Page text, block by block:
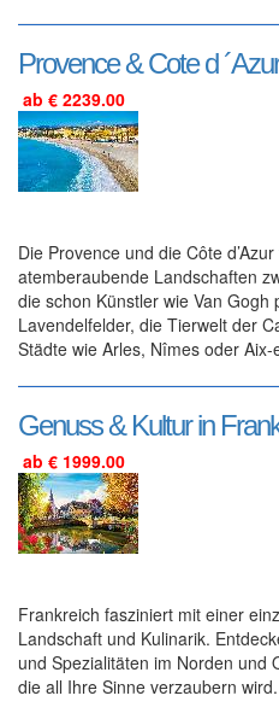
Provence & Cote d ´Azur
ab € 2239.00
Die Provence und die Côte
atemberaubende Landschaften
die schon Künstler wie Van Gogh
Lavendelfelder, die Tierwelt der
Städte wie Arles, Nîmes oder
Genuss & Kultur in
ab € 1999.00
Frankreich fasziniert mit einer
Landschaft und Kulinarik.
und Spezialitäten im Norden und
die all Ihre Sinne verzaubern wird.